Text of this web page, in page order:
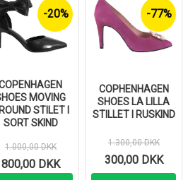
MOVING
STILET I
SORT SKIND
1.000,00 DKK
800,00 DKK
-20%
COPHENHAGEN
SHOES LA LILLA
STILLET I RUSKIND
1.300,00 DKK
300,00 DKK
-77%